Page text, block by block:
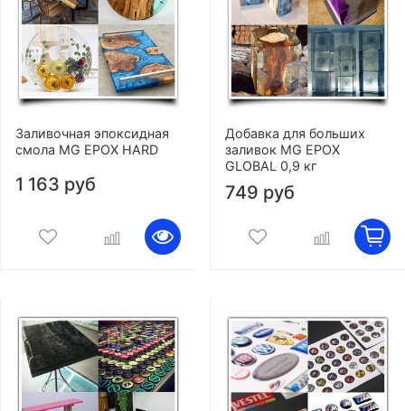
Заливочная эпоксидная
смола MG EPOX HARD
1 163 руб
Добавка для больших
заливок MG EPOX
GLOBAL 0,9 кг
749 руб